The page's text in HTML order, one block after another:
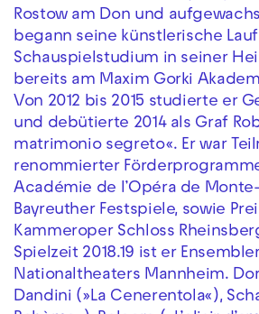
Rostow am Don und
begann seine künstlerische
Schauspielstudium in seiner
bereits am Maxim Gorki
Von 2012 bis 2015 studierte er
und debütierte 2014 als Graf
matrimonio segreto«. Er war
renommierter
Académie de l’Opéra de
Bayreuther Festspiele, sowie
Kammeroper Schloss
Spielzeit 2018.19 ist er
Nationaltheaters Mannheim.
Dandini (»La Cenerentola«),